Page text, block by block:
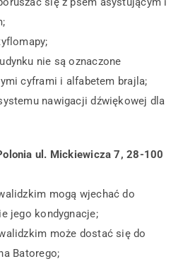
nie są oznaczone
cyframi i alfabetem brajla;
nawigacji dźwiękowej dla
ul. Mickiewicza 7, 28-100
mogą wjechać do
jego kondygnacje;
może dostać się do
Batorego;